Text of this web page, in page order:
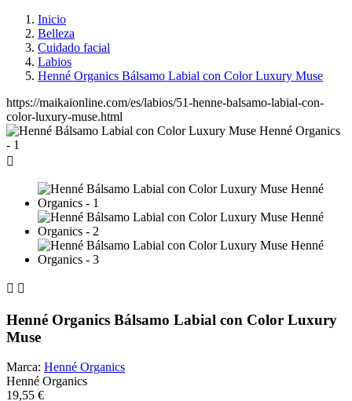
Inicio
Belleza
Cuidado facial
Labios
Henné Organics Bálsamo Labial con Color Luxury Muse
https://maikaionline.com/es/labios/51-henne-balsamo-labial-con-
color-luxury-muse.html

 
Henné Organics Bálsamo Labial con Color Luxury
Muse
Marca: Henné Organics
Henné Organics
19,55 €